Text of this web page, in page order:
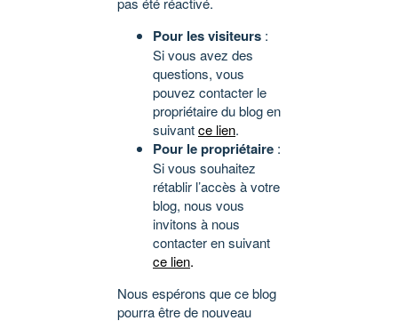
Pour les visiteurs :
Si vous avez des
questions, vous
pouvez contacter le
propriétaire du blog en
suivantce lien.
Pour le propriétaire :
Si vous souhaitez
rétablir l’accès à votre
blog, nous vous
invitons à nous
contacter en suivant
ce lien.
Nous espérons que ce blog
pourra être de nouveau